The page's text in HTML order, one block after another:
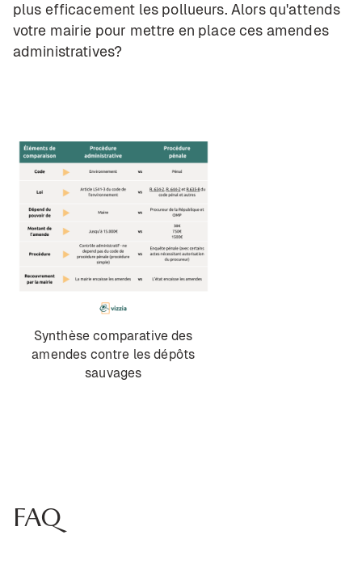
plus efficacement les pollueurs. Alors qu'attends
votre mairie pour mettre en place ces amendes
administratives?
Synthèse comparative des
amendes contre les dépôts
sauvages
FAQ